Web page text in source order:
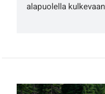
alapuolella